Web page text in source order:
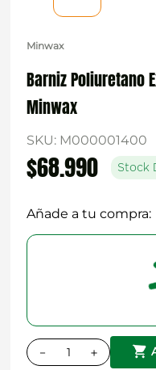
Minwax
Barniz Poliuretano
Minwax
SKU: M000001400
$68.990 Stock
Añade a tu compra:
＋
－